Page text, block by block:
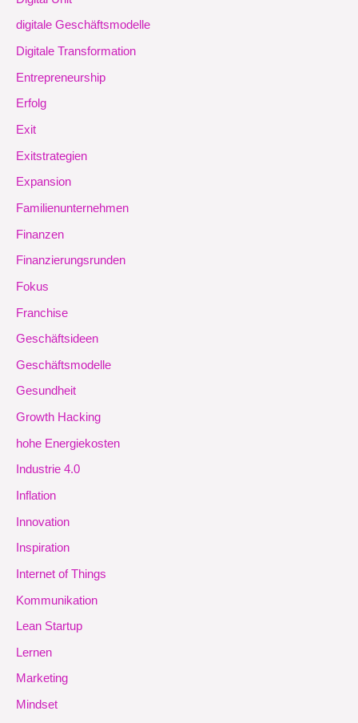
digitale Geschäftsmodelle
Digitale Transformation
Entrepreneurship
Erfolg
Exit
Exitstrategien
Expansion
Familienunternehmen
Finanzen
Finanzierungsrunden
Fokus
Franchise
Geschäftsideen
Geschäftsmodelle
Gesundheit
Growth Hacking
hohe Energiekosten
Industrie 4.0
Inflation
Innovation
Inspiration
Internet of Things
Kommunikation
Lean Startup
Lernen
Marketing
Mindset